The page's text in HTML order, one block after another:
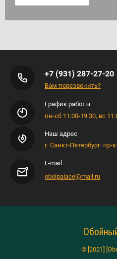
+7 (931) 287-27-20
Вам перезвонить?
График работы
пн-сб 11:00-19:30, вс
Наш адрес
г. Санкт-Петербург:
E-mail
oboipalace@mail.ru
© [2021]